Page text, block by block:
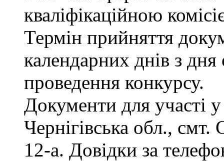
кваліфікаційною
Термін прийняття
календарних днів з
проведення конкурсу.
Документи для участі
Чернігівська обл.,
12-а. Довідки за